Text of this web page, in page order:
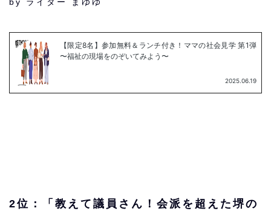
2位：「教えて議員さん！会派を超えた堺の